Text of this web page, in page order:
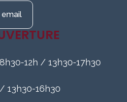
12h / 13h30-17h30
13h30-16h30